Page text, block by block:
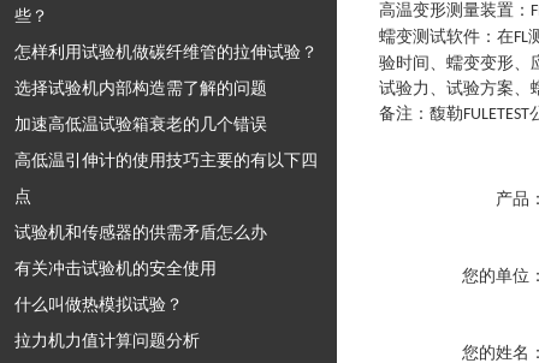
些？
怎样利用试验机做碳纤维管的拉伸试验？
选择试验机内部构造需了解的问题
加速高低温试验箱衰老的几个错误
高低温引伸计的使用技巧主要的有以下四
点
试验机和传感器的供需矛盾怎么办
有关冲击试验机的安全使用
什么叫做热模拟试验？
拉力机力值计算问题分析
高温变形测量装置 ：
蠕变测试软件 ： 在FL
验时间、蠕变变形、
试验力、试验方案、
备注：馥勒FULETEST
产品
您的单位
您的姓名